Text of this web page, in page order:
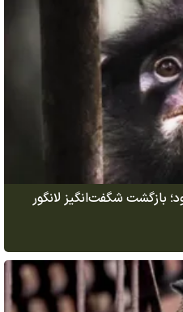
بود؛ بازگشت شگفت‌انگیز لانگور